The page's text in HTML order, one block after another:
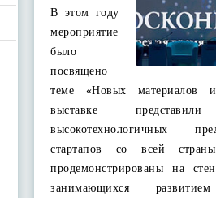
В этом году
мероприятие
было
посвящено
теме «Новых
выставке представили
высокотехнологичных
стартапов со всей
продемонстрированы на
занимающихся